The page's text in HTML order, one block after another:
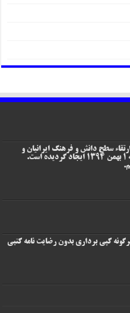
سطح دانش و فرهنگ ایرانیان و
خدمت رسانی به هم میهنان گرامی در چهارشنبه 1 بهمن 1394 ایجاد گردیده است.
کپی برداری بدون رضایت نامه کتبی